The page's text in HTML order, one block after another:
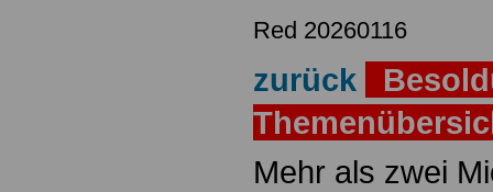
Red 20260116
zurück
Mehr als zwei